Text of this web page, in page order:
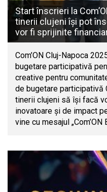
Start înscrieri la
tinerii clujeni își pot
vor fi sprijinite
Com’ON Cluj-Napoca
bugetare participativă
creative pentru
de bugetare participativă
tinerii clujeni să își facă
inovatoare și de impact
vine cu mesajul „Com’ON